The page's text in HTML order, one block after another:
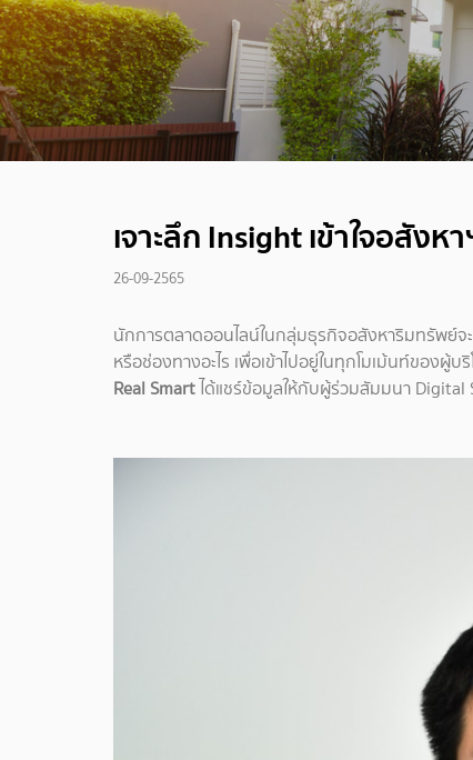
เจาะลึก Insight เข้าใจอสังห
26-09-2565
นักการตลาดออนไลน์ในกลุ่มธุรกิจอสังหาริมทรัพย์จ
หรือช่องทางอะไร เพื่อเข้าไปอยู่ในทุกโมเม้นท์ของผู้บ
Real Smart ได้แชร์ข้อมูลให้กับผู้ร่วมสัมมนา